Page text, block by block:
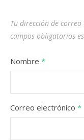
Tu dirección de
campos obligatorios
Nombre *
Correo electrónico *